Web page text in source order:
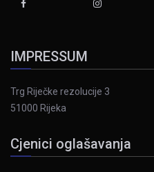
IMPRESSUM
Trg Riječke rezolucije 3
51000 Rijeka
Cjenici oglašavanja